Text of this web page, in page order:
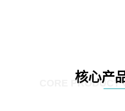
核心产
CORE PRODUCT